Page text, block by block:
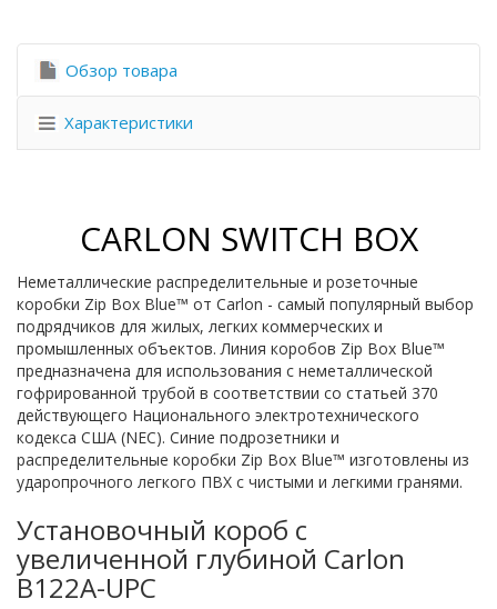
Обзор товара
Характеристики
CARLON SWITCH BOX
Неметаллические распределительные и розеточные
коробки Zip Box Blue™ от Carlon - самый популярный выбор
подрядчиков для жилых, легких коммерческих и
промышленных объектов. Линия коробов Zip Box Blue™
предназначена для использования с неметаллической
гофрированной трубой в соответствии со статьей 370
действующего Национального электротехнического
кодекса США (NEC). Синие подрозетники и
распределительные коробки Zip Box Blue™ изготовлены из
ударопрочного легкого ПВХ с чистыми и легкими гранями.
Установочный короб с
увеличенной глубиной Carlon
B122A-UPC